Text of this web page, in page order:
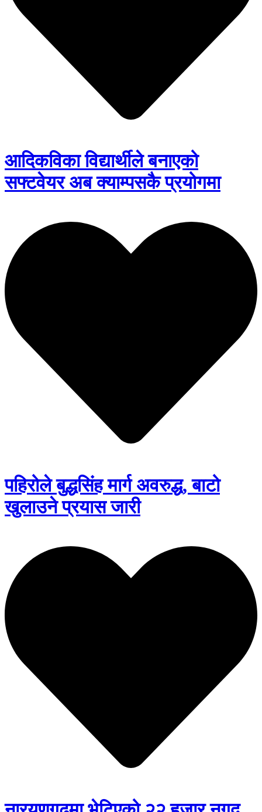
आदिकविका विद्यार्थीले बनाएको
सफ्टवेयर अब क्याम्पसकै प्रयोगमा
पहिरोले बुद्धसिंह मार्ग अवरुद्ध, बाटो
खुलाउने प्रयास जारी